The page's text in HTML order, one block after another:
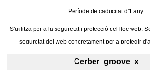
Període de caducitat d'1 any.
S'utilitza per a la seguretat i protecció del lloc web.
seguretat del web concretament per a protegir
Cerber_groove_x